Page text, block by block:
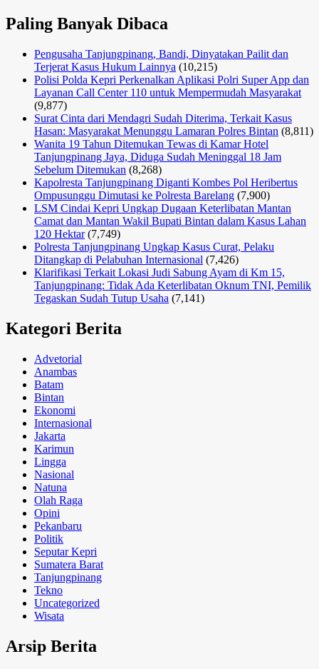
Paling Banyak Dibaca
Pengusaha Tanjungpinang, Bandi, Dinyatakan Pailit dan
Terjerat Kasus Hukum Lainnya (10,215)
Polisi Polda Kepri Perkenalkan Aplikasi Polri Super App dan
Layanan Call Center 110 untuk Mempermudah Masyarakat
(9,877)
Surat Cinta dari Mendagri Sudah Diterima, Terkait Kasus
Hasan: Masyarakat Menunggu Lamaran Polres Bintan (8,811)
Wanita 19 Tahun Ditemukan Tewas di Kamar Hotel
Tanjungpinang Jaya, Diduga Sudah Meninggal 18 Jam
Sebelum Ditemukan (8,268)
Kapolresta Tanjungpinang Diganti Kombes Pol Heribertus
Ompusunggu Dimutasi ke Polresta Barelang (7,900)
LSM Cindai Kepri Ungkap Dugaan Keterlibatan Mantan
Camat dan Mantan Wakil Bupati Bintan dalam Kasus Lahan
120 Hektar (7,749)
Polresta Tanjungpinang Ungkap Kasus Curat, Pelaku
Ditangkap di Pelabuhan Internasional (7,426)
Klarifikasi Terkait Lokasi Judi Sabung Ayam di Km 15,
Tanjungpinang: Tidak Ada Keterlibatan Oknum TNI, Pemilik
Tegaskan Sudah Tutup Usaha (7,141)
Kategori Berita
Advetorial
Anambas
Batam
Bintan
Ekonomi
Internasional
Jakarta
Karimun
Lingga
Nasional
Natuna
Olah Raga
Opini
Pekanbaru
Politik
Seputar Kepri
Sumatera Barat
Tanjungpinang
Tekno
Uncategorized
Wisata
Arsip Berita